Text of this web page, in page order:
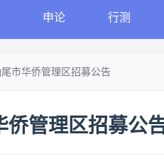
申论 行测
市华侨管理区招募公告
侨管理区招募公